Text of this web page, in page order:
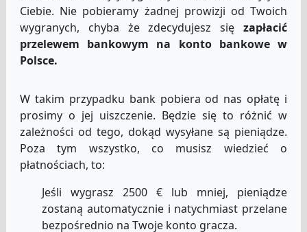
Ciebie. Nie pobieramy żadnej prowizji od Twoich
wygranych, chyba że zdecydujesz sięzapłacić
przelewem bankowym na konto bankowe w
Polsce.
W takim przypadku bank pobiera od nas opłatę i
prosimy o jej uiszczenie. Będzie się to różnić w
zależności od tego, dokąd wysyłane są pieniądze.
Poza tym wszystko, co musisz wiedzieć o
płatnościach, to:
Jeśli wygrasz 2500 € lub mniej, pieniądze
zostaną automatycznie i natychmiast przelane
bezpośrednio na Twoje konto gracza.